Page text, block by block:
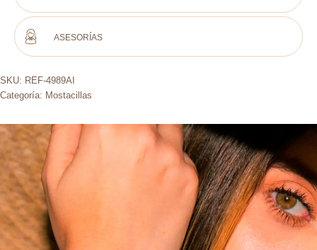
ASESORÍAS
SKU: REF-4989AI
Categoría: Mostacillas